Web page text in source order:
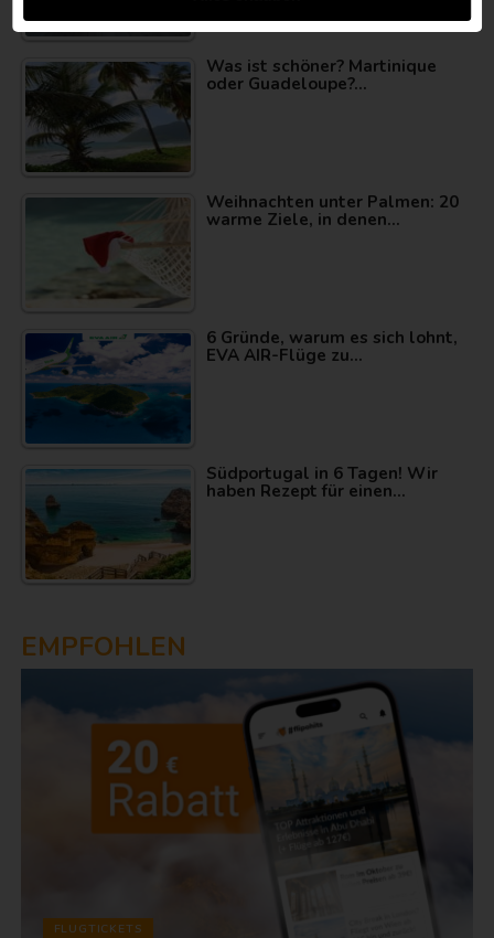
Was ist schöner? Martinique
oder Guadeloupe?…
Weihnachten unter Palmen: 20
warme Ziele, in denen…
6 Gründe, warum es sich lohnt,
EVA AIR-Flüge zu…
Südportugal in 6 Tagen! Wir
haben Rezept für einen…
EMPFOHLEN
FLUGTICKETS